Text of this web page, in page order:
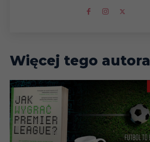
i odpowiedz na pytanie
Więcej tego autora